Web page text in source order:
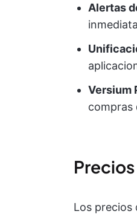
Alertas
Versium
compras
Los precios